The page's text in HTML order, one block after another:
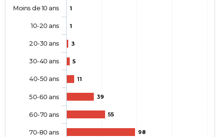
1
1
3
5
11
39
55
98
Moins de 10 ans
10-20 ans
20-30 ans
30-40 ans
40-50 ans
50-60 ans
60-70 ans
70-80 ans